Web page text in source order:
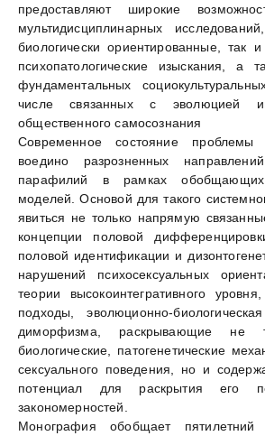
предоставляют широкие
мультидисциплинарных
биологически ориентированные, так
психопатологические изыскания, а
фундаментальных
числе связанных с эволюцией
общественного самосознания
Современное состояние проблемы
воедино разрозненных
парафилий в рамках обобщающих
моделей. Основой для такого
явиться не только напрямую
концепции половой
половой идентификации и
нарушений психосексуальных
теории высокоинтегративного
подходы, эволюционно-
диморфизма, раскрывающие не
биологические, патогенетические
сексуального поведения, но и
потенциал для раскрытия его
закономерностей.
Монография обобщает пятилетний